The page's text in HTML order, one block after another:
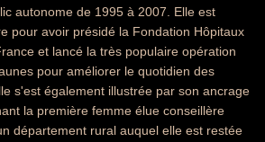
autonome de 1995 à 2007. Elle est
pour avoir présidé la Fondation Hôpitaux
et lancé la très populaire opération
pour améliorer le quotidien des
s'est également illustrée par son ancrage
la première femme élue conseillère
département rural auquel elle est restée